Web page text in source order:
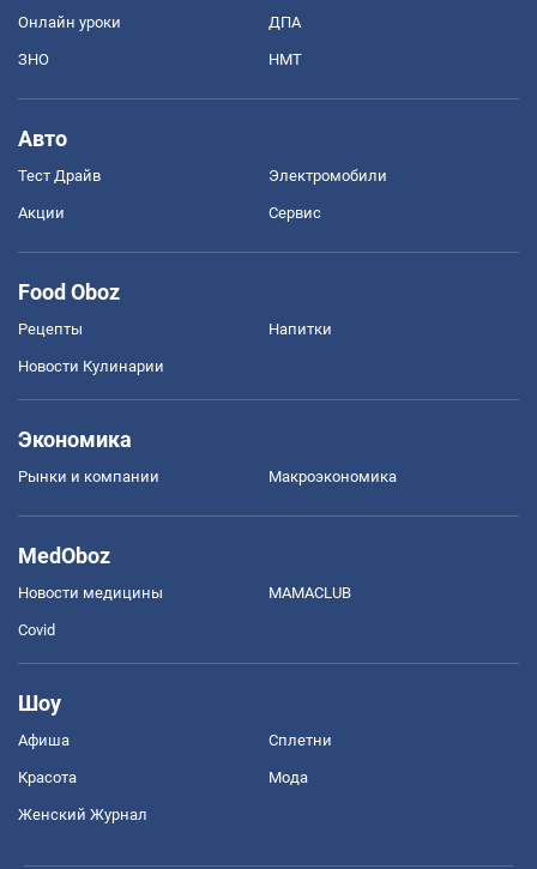
Онлайн уроки ДПА
ЗНО НМТ
Авто
Тест Драйв Электромобили
Акции Сервис
Food Oboz
Рецепты Напитки
Новости Кулинарии
Экономика
Рынки и компании Mакроэкономика
MedOboz
Новости медицины MAMACLUB
Covid
Шоу
Афиша Сплетни
Красота Мода
Женский Журнал